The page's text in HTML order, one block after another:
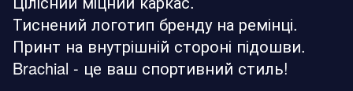
Тиснений логотип бренду на ремінці.
Принт на внутрішній стороні підошви.
Brachial - це ваш спортивний стиль!